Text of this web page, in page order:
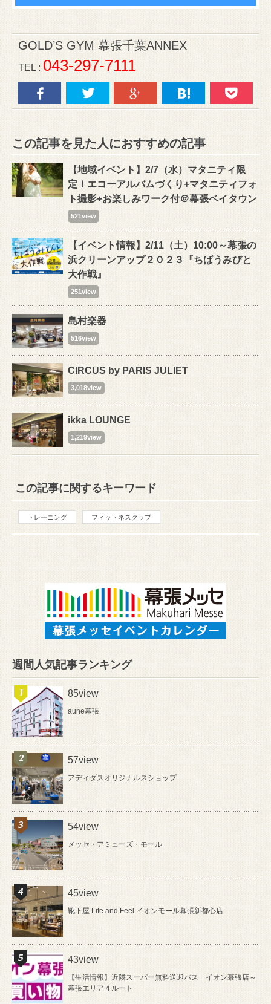
GOLD’S GYM 幕張千葉ANNEX
TEL : 043-297-7111
この記事を見た人におすすめの記事
【地域イベント】2/7（水）マタニティ限
定！エコーアルバムづくり+マタニティフォ
ト撮影+お楽しみワーク付＠幕張ベイタウン
521view
【イベント情報】2/11（土）10:00～幕張の
浜クリーンアップ２０２３『ちばうみびと
大作戦』
251view
島村楽器
516view
CIRCUS by PARIS JULIET
3,018view
ikka LOUNGE
1,219view
この記事に関するキーワード
トレーニング フィットネスクラブ
週間人気記事ランキング
85view
aune幕張
57view
アディダスオリジナルスショップ
54view
メッセ・アミューズ・モール
45view
靴下屋 Life and Feel イオンモール幕張新都心店
43view
【生活情報】近隣スーパー無料送迎バス イオン幕張店～
幕張エリア４ルート